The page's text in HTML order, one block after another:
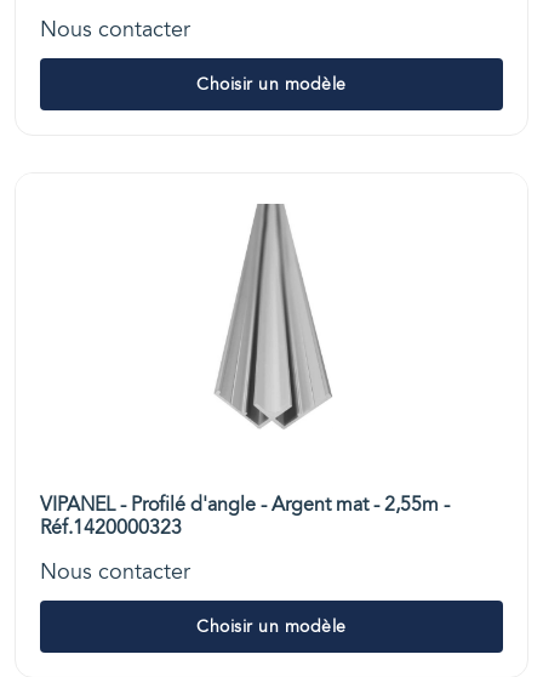
Nous contacter
Choisir un modèle
VIPANEL - Profilé d'angle - Argent mat - 2,55m -
Réf.1420000323
Nous contacter
Choisir un modèle